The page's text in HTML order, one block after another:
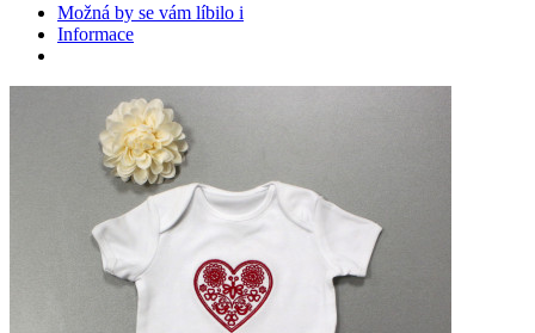
Možná by se vám líbilo i
Informace